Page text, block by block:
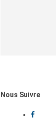
Nous Suivre